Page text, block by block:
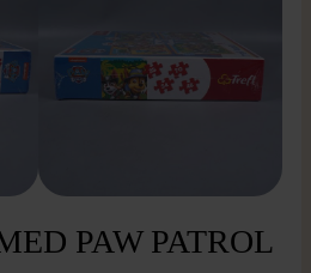
PAW PATROL